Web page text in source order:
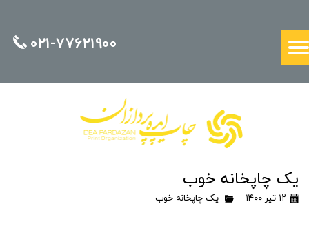
021-77621900
یک چاپخانه خوب
۱۲ تیر ۱۴۰۰ یک چاپخانه خوب